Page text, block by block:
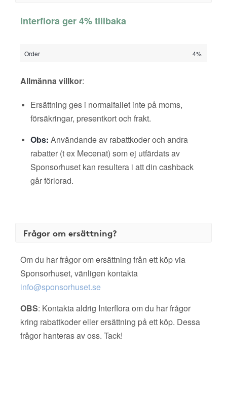
Interflora ger 4% tillbaka
Order 4%
Allmänna villkor:
Ersättning ges i normalfallet inte på moms,
försäkringar, presentkort och frakt.
Obs: Användande av rabattkoder och andra
rabatter (t ex Mecenat) som ej utfärdats av
Sponsorhuset kan resultera i att din cashback
går förlorad.
Frågor om ersättning?
Om du har frågor om ersättning från ett köp via
Sponsorhuset, vänligen kontakta
info@sponsorhuset.se
OBS: Kontakta aldrig Interflora om du har frågor
kring rabattkoder eller ersättning på ett köp. Dessa
frågor hanteras av oss. Tack!